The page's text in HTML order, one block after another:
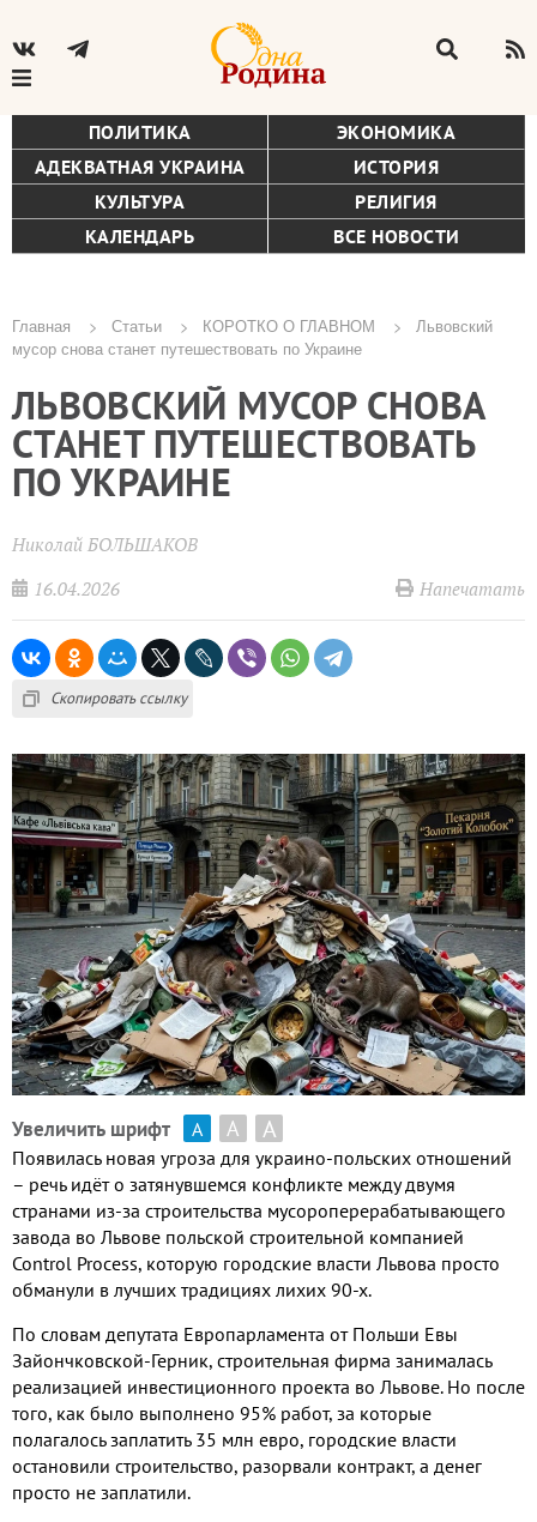
ПОЛИТИКА
ЭКОНОМИКА
АДЕКВАТНАЯ УКРАИНА
ИСТОРИЯ
КУЛЬТУРА
РЕЛИГИЯ
КАЛЕНДАРЬ
ВСЕ НОВОСТИ
Строка
навигации
Главная Статьи КОРОТКО О ГЛАВНОМ
Львовский
мусор снова станет путешествовать по Украине
ЛЬВОВСКИЙ МУСОР СНОВА
СТАНЕТ ПУТЕШЕСТВОВАТЬ
ПО УКРАИНЕ
Николай БОЛЬШАКОВ
16.04.2026
Напечатать
Скопировать ссылку
Увеличить шрифт А А А
Появилась новая угроза для украино-польских отношений
– речь идёт о затянувшемся конфликте между двумя
странами из-за строительства мусороперерабатывающего
завода во Львове польской строительной компанией
Control Process, которую городские власти Львова просто
обманули в лучших традициях лихих 90-х.
По словам депутата Европарламента от Польши Евы
Зайончковской-Герник, строительная фирма занималась
реализацией инвестиционного проекта во Львове. Но после
того, как было выполнено 95% работ, за которые
полагалось заплатить 35 млн евро, городские власти
остановили строительство, разорвали контракт, а денег
просто не заплатили.